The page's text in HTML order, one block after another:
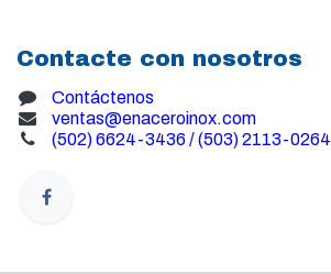
Contacte con nosotros
Contáctenos
ventas@enaceroinox.com
(502) 6624-3436 / (503) 2113-0264